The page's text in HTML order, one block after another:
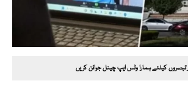
تبصروں کیلئے ہمارا وٹس ایپ چینل جوائن کریں